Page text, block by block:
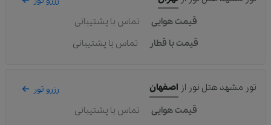
قیمت هوایی
تماس با پشتیبانی
قیمت با قطار
تماس با پشتیبانی
تور مشهد هتل نور از اصفهان رزرو تور
قیمت هوایی
تماس با پشتیبانی